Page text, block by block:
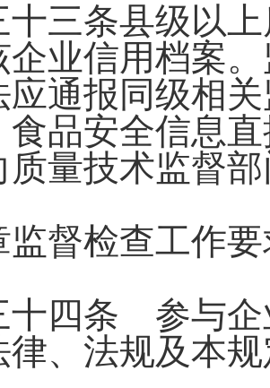
条县级以上
企业信用档案
应通报同级相
食品安全信息
质量技术监督
督检查工作要
条 参与企业
律、法规及本